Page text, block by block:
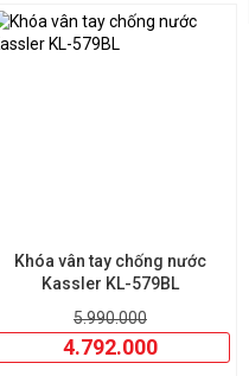
còn gây ấn tượng với thiết
cấp cho ngôi nhà của
sản xuất, Kassler đều có
đãi giảm giá lên đến 20%!
Khóa vân tay chống nước
Kassler KL-579BL
5.990.000
4.792.000